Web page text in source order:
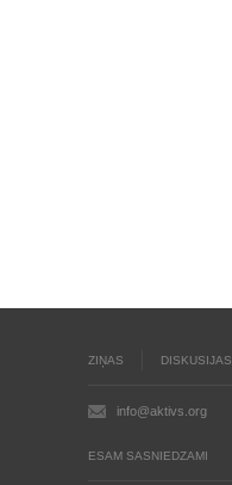
ZIŅAS DISKUSIJAS
info@aktivs.org
ESAM SASNIEDZAMI